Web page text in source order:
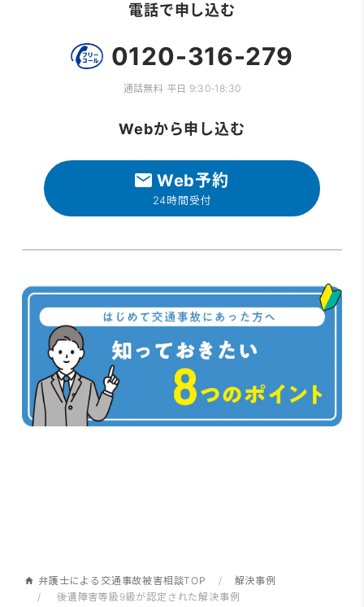
電話で申し込む
0120-316-279
通話無料 平日 9:30-18:30
Webから申し込む
Web予約
24時間受付
弁護士による交通事故被害相談TOP
解決事例
後遺障害等級9級が認定された解決事例